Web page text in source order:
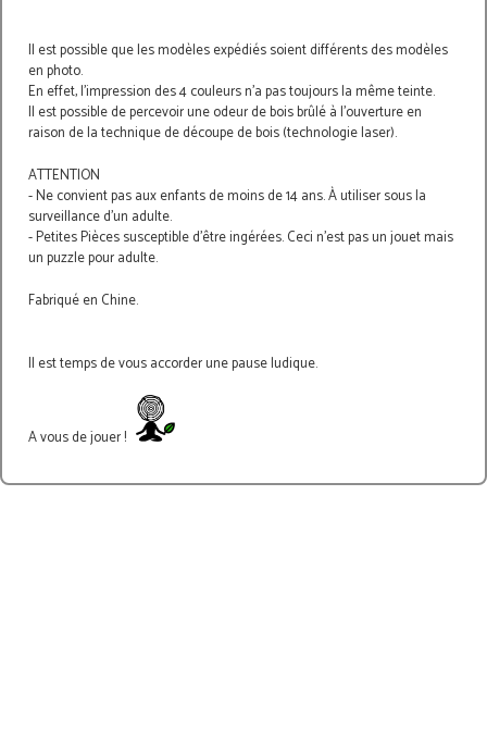
Il est possible que les modèles expédiés soient différents des modèles
en photo.
En effet, l'impression des 4 couleurs n'a pas toujours la même teinte.
Il est possible de percevoir une odeur de bois brûlé à l'ouverture en
raison de la technique de découpe de bois (technologie laser).
ATTENTION
- Ne convient pas aux enfants de moins de 14 ans. À utiliser sous la
surveillance d’un adulte.
- Petites Pièces susceptible d'être ingérées. Ceci n'est pas un jouet mais
un puzzle pour adulte.
Fabriqué en Chine.
Il est temps de vous accorder une pause ludique.
A vous de jouer !